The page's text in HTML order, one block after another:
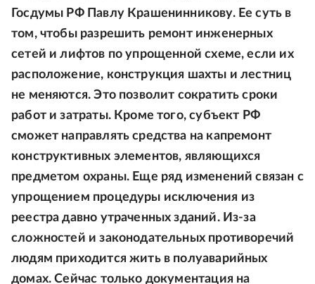
Госдумы РФ Павлу Крашенинникову. Ее суть в
том, чтобы разрешить ремонт инженерных
сетей и лифтов по упрощенной схеме, если их
расположение, конструкция шахты и лестниц
не меняются. Это позволит сократить сроки
работ и затраты. Кроме того, субъект РФ
сможет направлять средства на капремонт
конструктивных элементов, являющихся
предметом охраны. Еще ряд изменений связан с
упрощением процедуры исключения из
реестра давно утраченных зданий. Из-за
сложностей и законодательных противоречий
людям приходится жить в полуаварийных
домах. Сейчас только документация на